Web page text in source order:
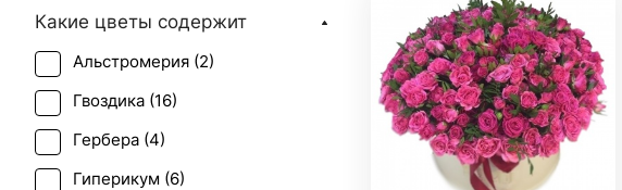
Какие цветы содержит
Альстромерия (2)
Гвоздика (16)
Гербера (4)
Гиперикум (6)